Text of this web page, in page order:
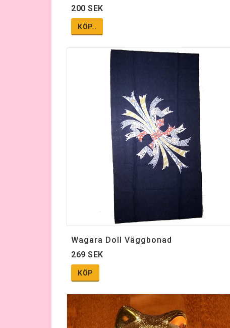
200 SEK
KÖP…
Wagara Doll Väggbonad
269 SEK
KÖP